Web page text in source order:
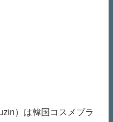
）は韓国コスメブラ